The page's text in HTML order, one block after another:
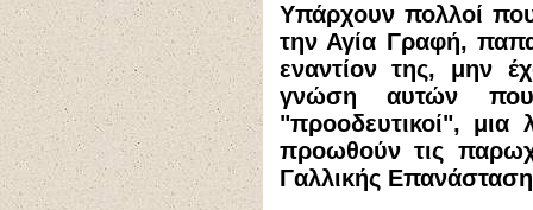
Υπάρχουν πολλοί
την Αγία Γραφή,
εναντίον της, μην
γνώση αυτών
"προοδευτικοί", μια
προωθούν τις
Γαλλικής